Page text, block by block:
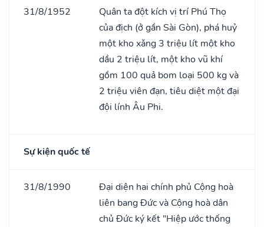
31/8/1952
Quân ta đột kích vị trí Phú Thọ
của địch (ở gần Sài Gòn), phá huỷ
một kho xǎng 3 triệu lít một kho
dầu 2 triệu lít, một kho vũ khí
gồm 100 quả bom loại 500 kg và
2 triệu viên đạn, tiêu diệt một đại
đội lính Âu Phi.
Sự kiện quốc tế
31/8/1990
Đại diện hai chính phủ Cộng hoà
liên bang Đức và Cộng hoà dân
chủ Đức ký kết "Hiệp ước thống